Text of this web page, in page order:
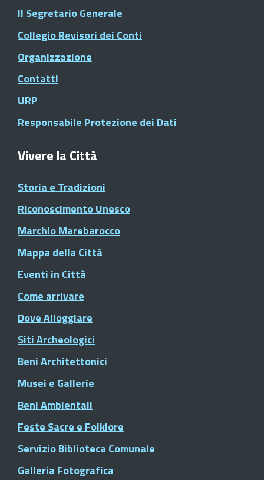
Il Segretario Generale
Collegio Revisori dei Conti
Organizzazione
Contatti
URP
Responsabile Protezione dei Dati
Vivere la Città
Storia e Tradizioni
Riconoscimento Unesco
Marchio Marebarocco
Mappa della Città
Eventi in Città
Come arrivare
Dove Alloggiare
Siti Archeologici
Beni Architettonici
Musei e Gallerie
Beni Ambientali
Feste Sacre e Folklore
Servizio Biblioteca Comunale
Galleria Fotografica